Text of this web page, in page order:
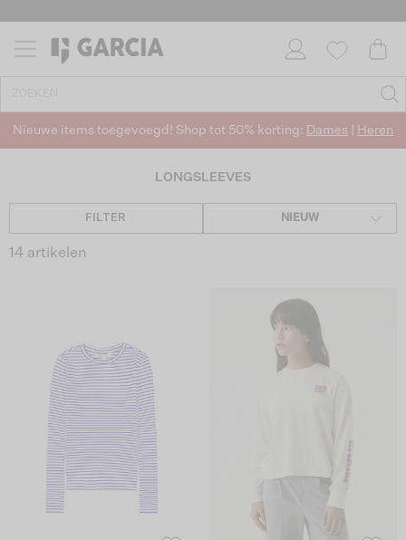
Nieuwe items toegevoegd! Shop tot 50% korting: Dames Heren
LONGSLEEVES
FILTER NIEUW
14 artikelen